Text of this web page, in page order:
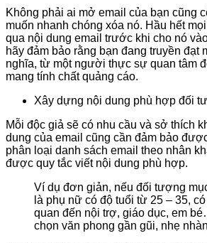
Không phải ai mở email của bạn cũng
muốn nhanh chóng xóa nó. Hầu hết
qua nội dung email trước khi cho nó vào
hãy đảm bảo rằng bạn đang truyền đạt
nghĩa, từ một người thực sự quan tâm
mang tính chất quảng cáo.
Xây dựng nội dung phù hợp đối
Mỗi độc giả sẽ có nhu cầu và sở thích
dung của email cũng cần đảm bảo
phân loại danh sách email theo nhân
được quy tắc viết nội dung phù hợp.
Ví dụ đơn giản, nếu đối tượng
là phụ nữ có độ tuổi từ 25 – 35,
quan đến nội trợ, giáo dục, em
chọn văn phong gần gũi, nhẹ